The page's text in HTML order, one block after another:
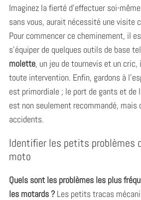
Imaginez la fierté d’effectuer soi-
sans vous, aurait nécessité une visite
Pour commencer ce cheminement, il
s’équiper de quelques outils de base
molette, un jeu de tournevis et un cric,
toute intervention. Enfin, gardons à
est primordiale ; le port de gants et de
est non seulement recommandé, mais
accidents.
Identifier les petits problèmes
moto
Quels sont les problèmes les plus
les motards ?Les petits tracas